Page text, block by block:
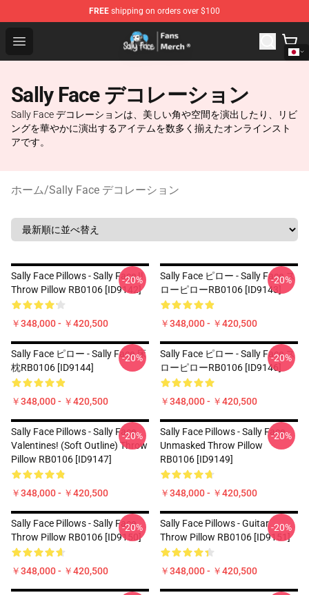
FREE shipping on orders over $100
Open menu
Sally Face Store - Official Sally Face Merchandise Shop
Sally Face デコレーション
Sally Face デコレーションは、美しい角や空間を演出したり、リビ
ングを華やかに演出するアイテムを数多く揃えたオンラインスト
アです。
ホーム/Sally Face デコレーション
Sally Face Pillows - Sally Face !!
Throw Pillow RB0106 [ID9142]
￥348,000 - ￥420,500
-20%
Sally Face ピロー - Sally Face ス
ローピローRB0106 [ID9143]
￥348,000 - ￥420,500
-20%
Sally Face ピロー - Sally Face 床
枕RB0106 [ID9144]
￥348,000 - ￥420,500
-20%
Sally Face ピロー - Sally Face ス
ローピローRB0106 [ID9146]
￥348,000 - ￥420,500
-20%
Sally Face Pillows - Sally Face
Valentines! (Soft Outline) Throw
Pillow RB0106 [ID9147]
￥348,000 - ￥420,500
-20%
Sally Face Pillows - Sally Face
Unmasked Throw Pillow
RB0106 [ID9149]
￥348,000 - ￥420,500
-20%
Sally Face Pillows - Sally Face
Throw Pillow RB0106 [ID9150]
￥348,000 - ￥420,500
-20%
Sally Face Pillows - Guitar
Throw Pillow RB0106 [ID9151]
￥348,000 - ￥420,500
-20%